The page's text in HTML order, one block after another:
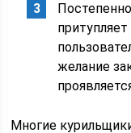
желание
Многие